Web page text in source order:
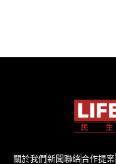
關於我們新聞聯絡合作提案